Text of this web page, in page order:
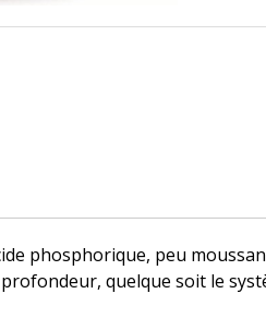
phosphorique, peu
quelque soit le